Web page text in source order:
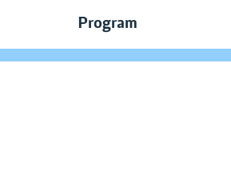
Program